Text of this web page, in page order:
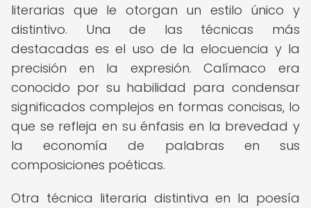
literarias que le otorgan un estilo único y
distintivo. Una de las técnicas más
destacadas es el uso de la elocuencia y la
precisión en la expresión. Calímaco era
conocido por su habilidad para condensar
significados complejos en formas concisas, lo
que se refleja en su énfasis en la brevedad y
la economía de palabras en sus
composiciones poéticas.
Otra técnica literaria distintiva en la poesía